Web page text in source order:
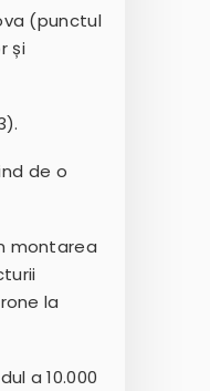
(punctul
și
de o
montarea
la
a 10.000